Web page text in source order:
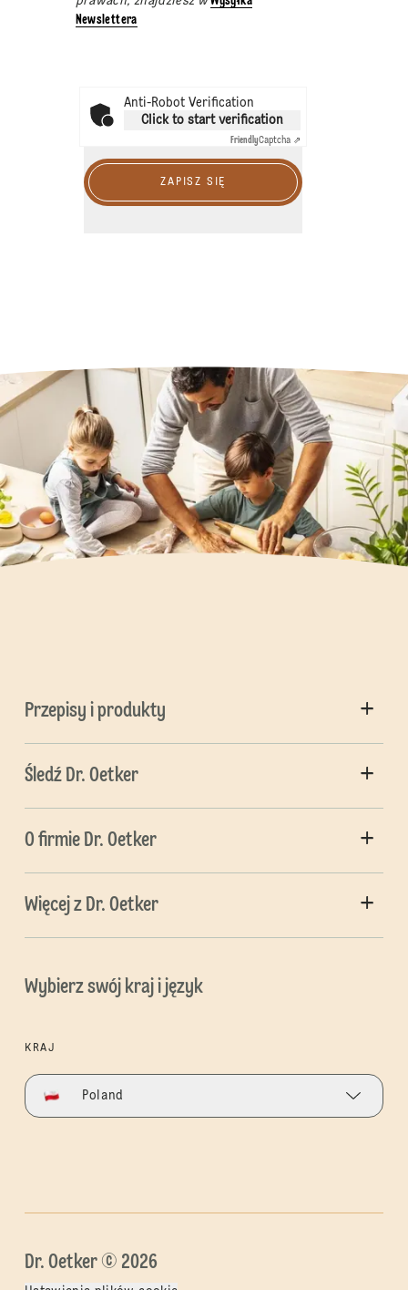
Newslettera
Anti-Robot Verification
Click to start verification
FriendlyCaptcha ⇗
ZAPISZ SIĘ
Przepisy i produkty
Śledź Dr. Oetker
O firmie Dr. Oetker
Więcej z Dr. Oetker
Wybierz swój kraj i język
KRAJ
Poland
Dr. Oetker © 2026